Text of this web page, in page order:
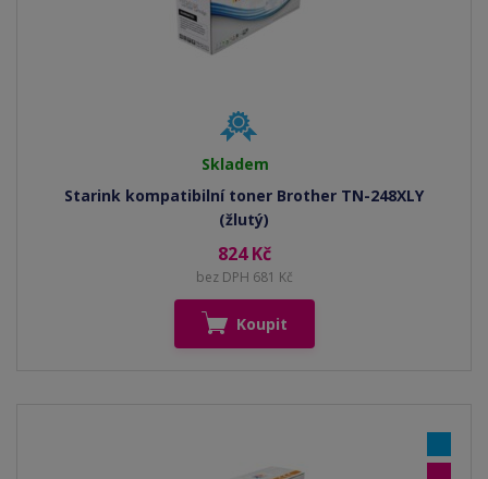
Skladem
Starink kompatibilní toner Brother TN-248XLY
(žlutý)
824 Kč
bez DPH 681 Kč
Koupit